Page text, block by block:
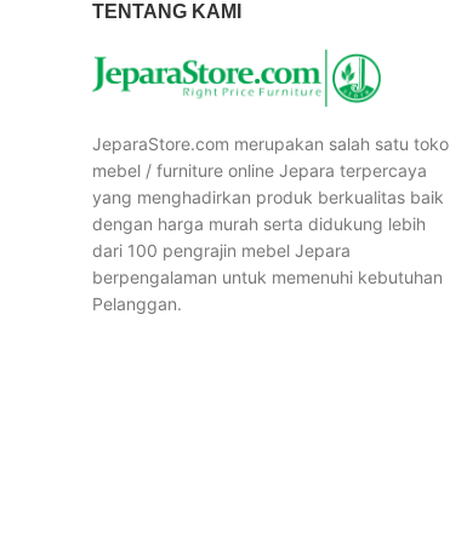
TENTANG KAMI
JeparaStore.com merupakan salah satu toko
mebel / furniture online Jepara terpercaya
yang menghadirkan produk berkualitas baik
dengan harga murah serta didukung lebih
dari 100 pengrajin mebel Jepara
berpengalaman untuk memenuhi kebutuhan
Pelanggan.